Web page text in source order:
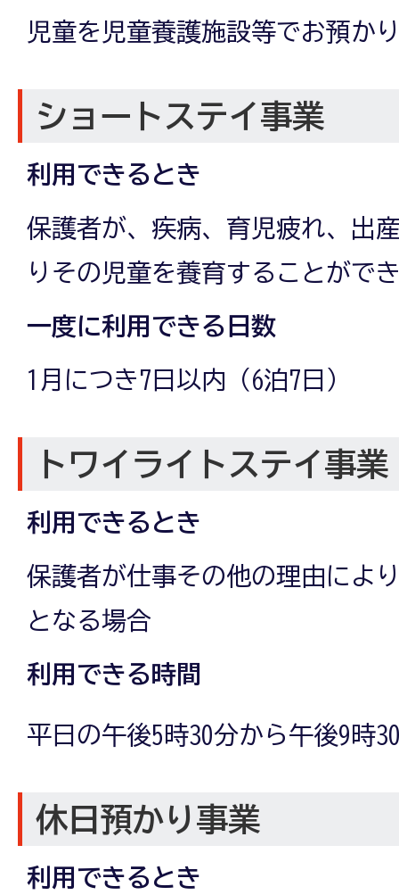
児童を児童養護施設等でお預か
ショートステイ事業
利用できるとき
保護者が、疾病、育児疲れ、出
りその児童を養育することがで
一度に利用できる日数
1月につき7日以内（6泊7日）
トワイライトステイ事業
利用できるとき
保護者が仕事その他の理由によ
となる場合
利用できる時間
平日の午後5時30分から午後9時
休日預かり事業
利用できるとき